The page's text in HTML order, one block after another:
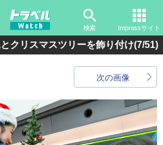
検索 Impressサイト
クリスマスツリーを飾り付け(7/51)
次の画像